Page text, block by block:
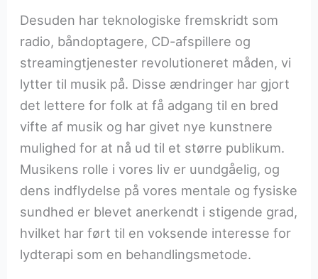
Desuden har teknologiske fremskridt som
radio, båndoptagere, CD-afspillere og
streamingtjenester revolutioneret måden, vi
lytter til musik på. Disse ændringer har gjort
det lettere for folk at få adgang til en bred
vifte af musik og har givet nye kunstnere
mulighed for at nå ud til et større publikum.
Musikens rolle i vores liv er uundgåelig, og
dens indflydelse på vores mentale og fysiske
sundhed er blevet anerkendt i stigende grad,
hvilket har ført til en voksende interesse for
lydterapi som en behandlingsmetode.